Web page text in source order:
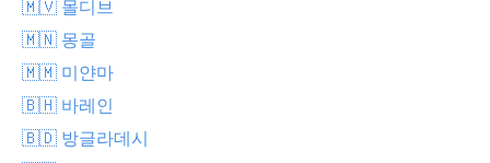
🇲🇻 몰디브
🇲🇳 몽골
🇲🇲 미얀마
🇧🇭 바레인
🇧🇩 방글라데시